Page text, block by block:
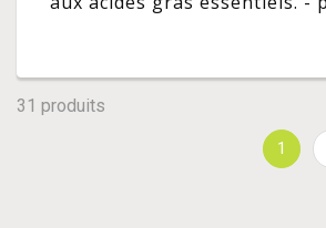
31 produits
1